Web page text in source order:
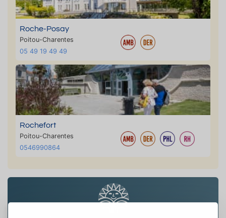
Roche-Posay
Poitou-Charentes
05 49 19 49 49
Rochefort
Poitou-Charentes
0546990864